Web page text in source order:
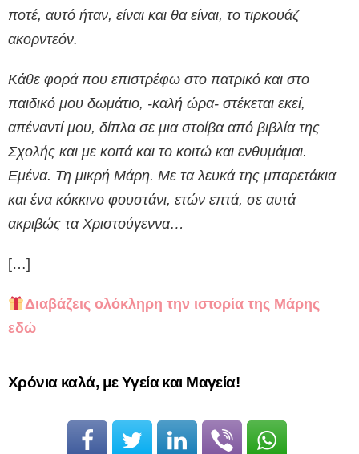
ποτέ, αυτό ήταν, είναι και θα είναι, το τιρκουάζ
ακορντεόν.
Κάθε φορά που επιστρέφω στο πατρικό και στο
παιδικό μου δωμάτιο, -καλή ώρα- στέκεται εκεί,
απέναντί μου, δίπλα σε μια στοίβα από βιβλία της
Σχολής και με κοιτά και το κοιτώ και ενθυμάμαι.
Εμένα. Τη μικρή Μάρη. Με τα λευκά της μπαρετάκια
και ένα κόκκινο φουστάνι, ετών επτά, σε αυτά
ακριβώς τα Χριστούγεννα…
[…]
Διαβάζεις ολόκληρη την ιστορία της Μάρης
εδώ
Χρόνια καλά, με Υγεία και Μαγεία!